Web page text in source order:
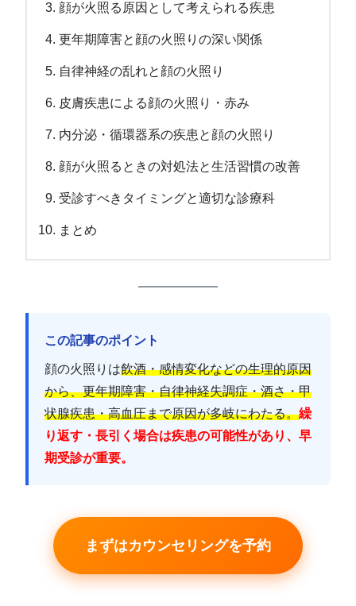
顔が火照る原因として考えられる疾患
更年期障害と顔の火照りの深い関係
自律神経の乱れと顔の火照り
皮膚疾患による顔の火照り・赤み
内分泌・循環器系の疾患と顔の火照り
顔が火照るときの対処法と生活習慣の改善
受診すべきタイミングと適切な診療科
まとめ
この記事のポイント
顔の火照りは飲酒・感情変化などの生理的原因
から、更年期障害・自律神経失調症・酒さ・甲
状腺疾患・高血圧まで原因が多岐にわたる。繰
り返す・長引く場合は疾患の可能性があり、早
期受診が重要。
まずはカウンセリングを予約